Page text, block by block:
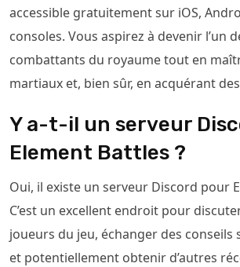
accessible gratuitement sur iOS,
consoles. Vous aspirez à devenir l’un
combattants du royaume tout en
martiaux et, bien sûr, en acquérant
Y a-t-il un serveur
Element Battles ?
Oui, il existe un serveur Discord pour
C’est un excellent endroit pour
joueurs du jeu, échanger des conseils
et potentiellement obtenir d’autres